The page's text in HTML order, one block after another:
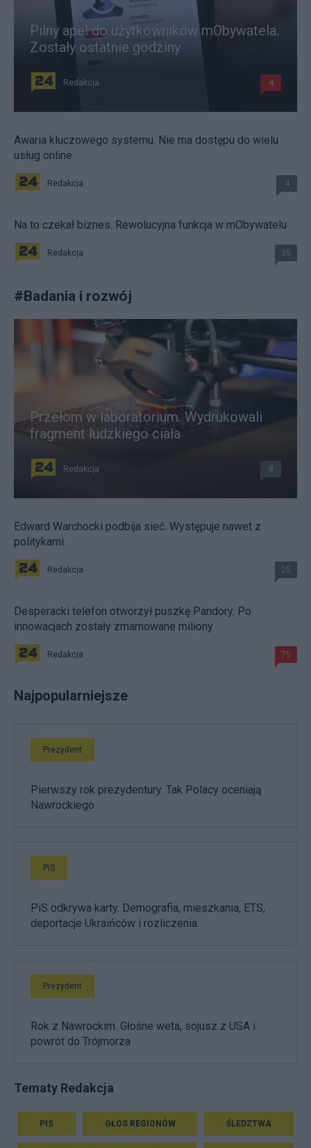
Pilny apel do użytkowników mObywatela.
Zostały ostatnie godziny
Redakcja 4
Awaria kluczowego systemu. Nie ma dostępu do wielu
usług online
Redakcja 4
Na to czekał biznes. Rewolucyjna funkcja w mObywatelu
Redakcja 35
#Badania i rozwój
Przełom w laboratorium. Wydrukowali
fragment ludzkiego ciała
Redakcja 8
Edward Warchocki podbija sieć. Występuje nawet z
politykami
Redakcja 25
Desperacki telefon otworzył puszkę Pandory. Po
innowacjach zostały zmarnowane miliony
Redakcja 75
Najpopularniejsze
Prezydent
Pierwszy rok prezydentury. Tak Polacy oceniają
Nawrockiego
PiS
PiS odkrywa karty. Demografia, mieszkania, ETS,
deportacje Ukraińców i rozliczenia
Prezydent
Rok z Nawrockim. Głośne weta, sojusz z USA i
powrót do Trójmorza
Tematy Redakcja
PIS GŁOS REGIONÓW ŚLEDZTWA